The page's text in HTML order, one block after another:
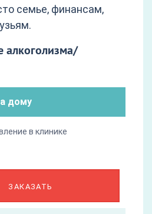
семье, финансам,
алкоголизма/
дому
в клинике
ЗАКАЗАТЬ